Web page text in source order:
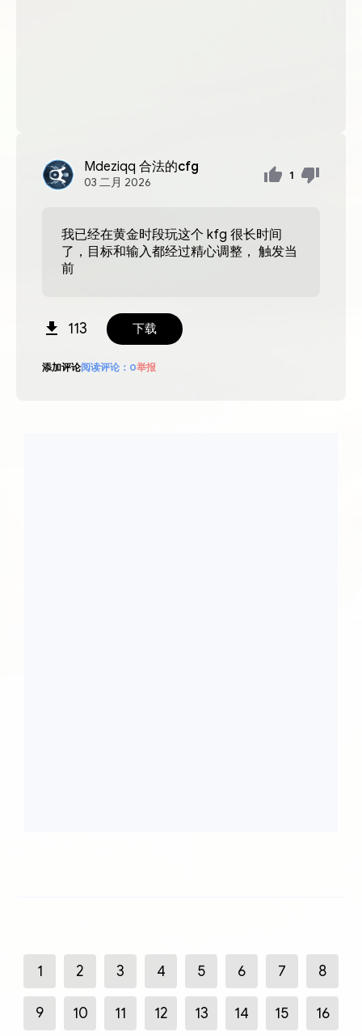
Mdeziqq 合法的cfg
03 二月 2026
1
我已经在黄金时段玩这个 kfg 很长时间
了，目标和输入都经过精心调整， 触发当
前
113 下载
添加评论阅读评论： 0举报
1 2 3 4 5 6 7 8
9 10 11 12 13 14 15 16